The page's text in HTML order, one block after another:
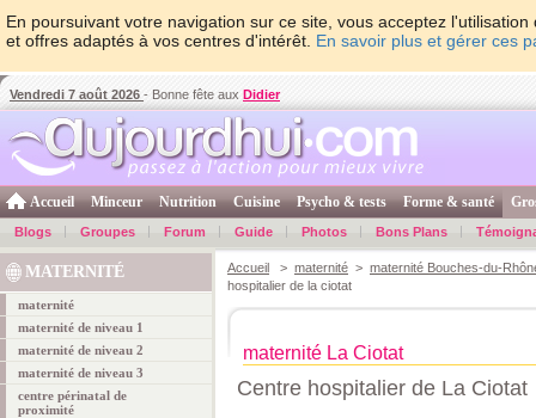
En poursuivant votre navigation sur ce site, vous acceptez
et offres adaptés à vos centres d'intérêt. En savoir plus et gérer ces
Vendredi 7 août 2026 - Bonne fête aux Didier
Accueil Minceur Nutrition Cuisine Psycho & tests Forme & santé
Blogs Groupes Forum Guide Photos Bons Plans
MATERNITÉ
maternité
maternité de niveau 1
maternité de niveau 2
maternité de niveau 3
centre périnatal de
proximité
Accueil > maternité > maternité Bouches-du-
hospitalier de la ciotat
maternité La Ciotat
Centre hospitalier de La Ciotat